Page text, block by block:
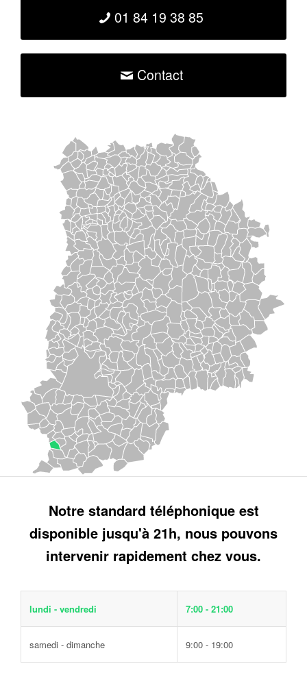
01 84 19 38 85
Contact
Notre standard téléphonique est
disponible jusqu'à 21h, nous pouvons
intervenir rapidement chez vous.
lundi - vendredi 7:00 - 21:00
samedi - dimanche 9:00 - 19:00